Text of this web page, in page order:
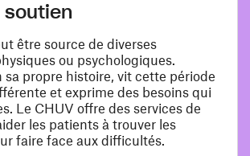
soutien
être source de diverses
ou psychologiques.
sa propre histoire, vit cette période
et exprime des besoins qui
Le CHUV offre des services de
les patients à trouver les
faire face aux difficultés.